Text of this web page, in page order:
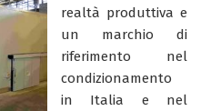
realtà produttiva e
un marchio di
riferimento nel
condizionamento
in Italia e nel